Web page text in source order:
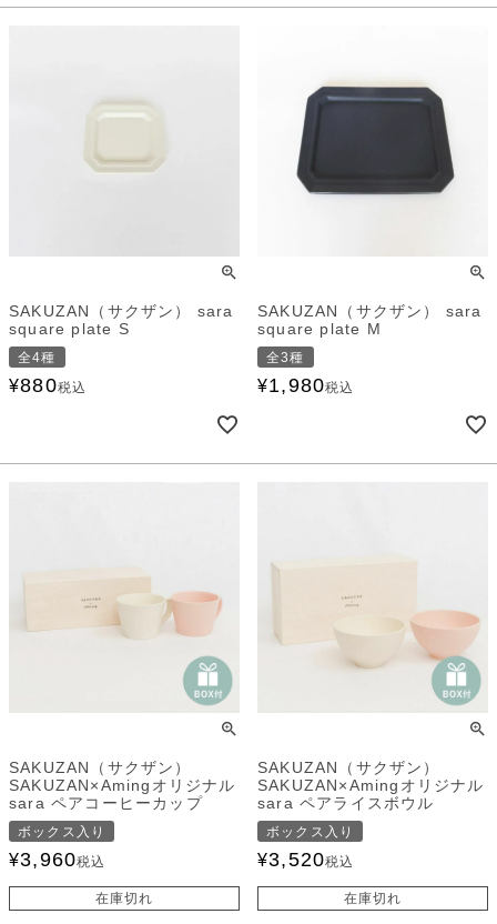
SAKUZAN（サクザン） sara
square plate S
全4種
¥880税込
SAKUZAN（サクザン） sara
square plate M
全3種
¥1,980税込
SAKUZAN（サクザン）
SAKUZAN×Amingオリジナル
sara ペアコーヒーカップ
ボックス入り
¥3,960税込
在庫切れ
SAKUZAN（サクザン）
SAKUZAN×Amingオリジナル
sara ペアライスボウル
ボックス入り
¥3,520税込
在庫切れ